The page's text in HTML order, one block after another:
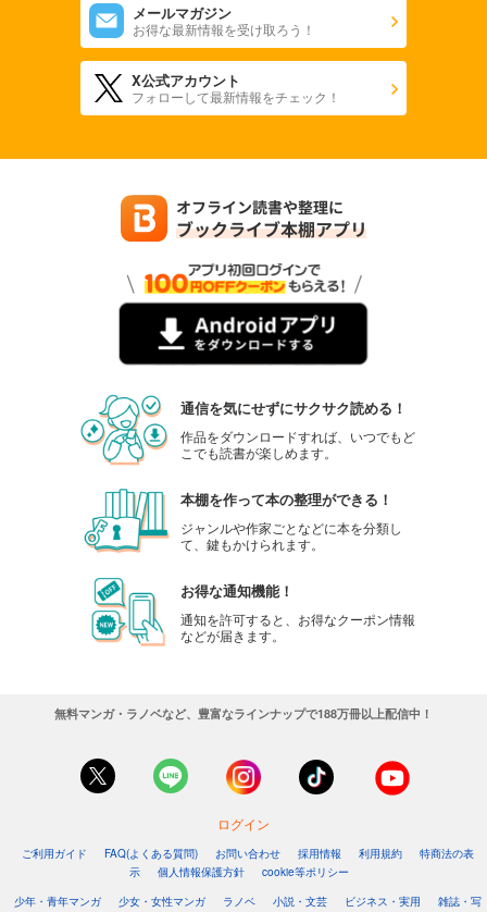
あらすじを表示する
弱虫ペダル 98
649円 (税込)
試し読み
弱虫ペダル 99
あらすじを表示する
693円 (税込)
あらすじを表示する
弱虫ペダル 101
試し読み
あらすじを表示する
649円 (税込)
あらすじを表示する
メールマガジン
お得な最新情報を受け取ろう！
X公式アカウント
フォローして最新情報をチェック！
通信を気にせずにサクサク読める！
作品をダウンロードすれば、いつでもど
こでも読書が楽しめます。
本棚を作って本の整理ができる！
ジャンルや作家ごとなどに本を分類し
て、鍵もかけられます。
お得な通知機能！
通知を許可すると、お得なクーポン情報
などが届きます。
無料マンガ・ラノベなど、豊富なラインナップで188万冊以上配信中！
ログイン
ご利用ガイド FAQ(よくある質問) お問い合わせ 採用情報 利用規約
特商法の表
示
個人情報保護方針
cookie等ポリシー
少年・青年マンガ
少女・女性マンガ ラノベ 小説・文芸 ビジネス・実用
雑誌・写